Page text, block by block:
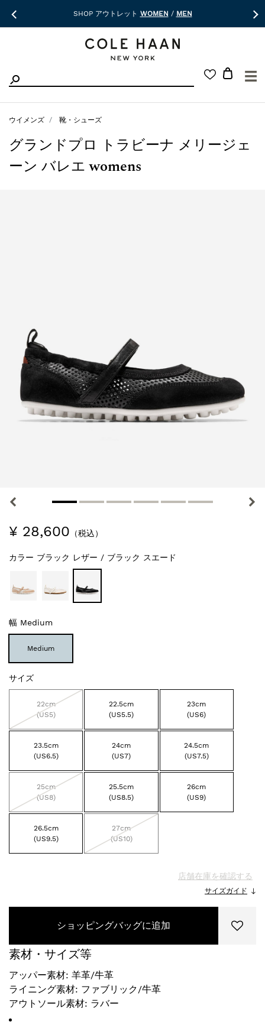
SHOP アウトレット WOMEN / MEN
☰
ウイメンズ 靴・シューズ
グランドプロ トラビーナ メリージェ
ーン バレエ womens
¥ 28,600 （税込）
カラー ブラック レザー / ブラック スエード
幅 Medium
Medium
サイズ
22cm
(US5)
22.5cm
(US5.5)
23cm
(US6)
23.5cm
(US6.5)
24cm
(US7)
24.5cm
(US7.5)
25cm
(US8)
25.5cm
(US8.5)
26cm
(US9)
26.5cm
(US9.5)
27cm
(US10)
店舗在庫を確認する
サイズガイド
ショッピングバッグに追加
素材・サイズ等
アッパー素材: 羊革/牛革
ライニング素材: ファブリック/牛革
アウトソール素材: ラバー